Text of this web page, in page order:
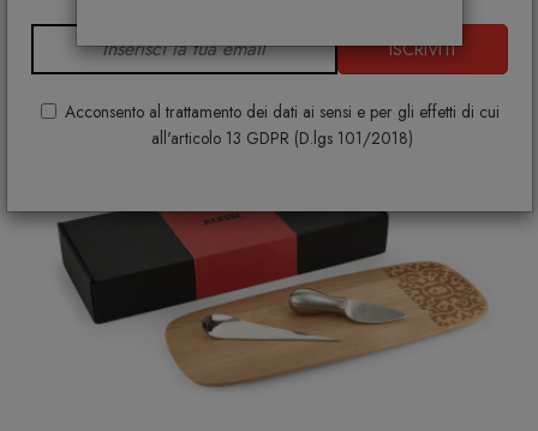
ISCRIVITI
Acconsento al trattamento dei dati ai sensi e per gli effetti di cui
all'articolo 13 GDPR (D.lgs 101/2018)